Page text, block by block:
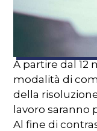
A partire dal 12
modalità di
della
lavoro saranno
Al fine di